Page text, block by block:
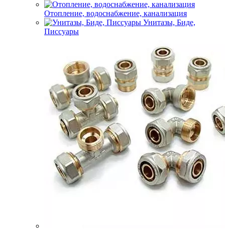
Отопление, водоснабжение, канализация
Унитазы, Биде,
Писсуары